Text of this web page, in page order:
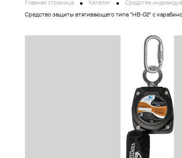
Главная страница Каталог Средства
Средство защиты втягивающего типа "НВ-02" с